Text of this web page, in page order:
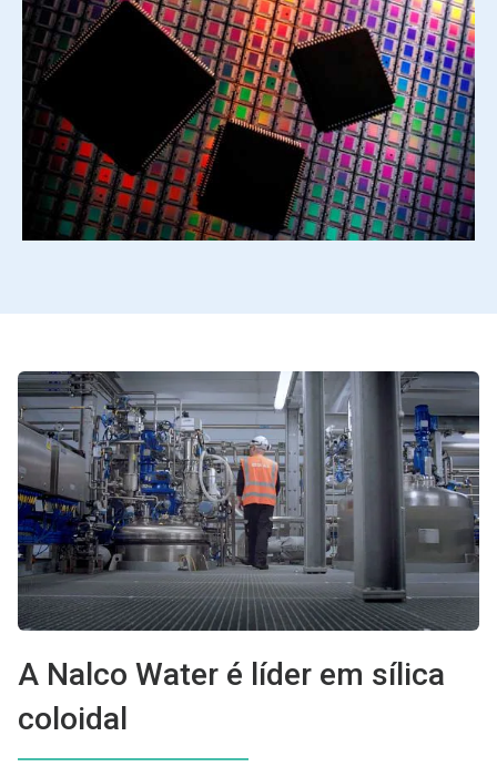
A Nalco Water é líder em sílica
coloidal